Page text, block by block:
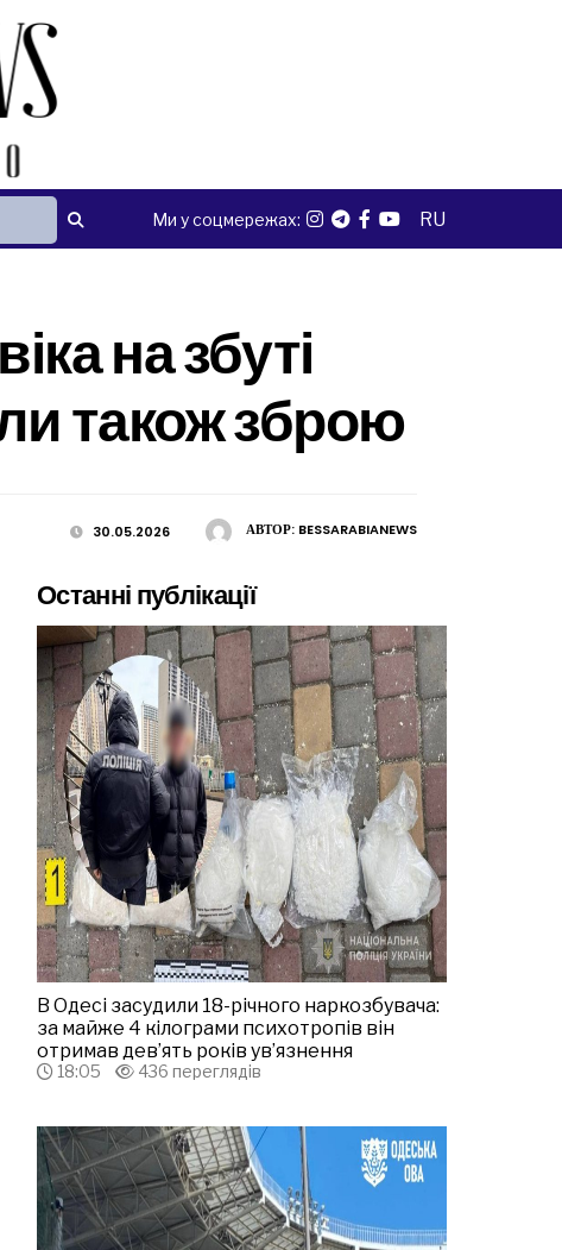
Ми у соцмережах: RU
на збуті
також зброю
АВТОР: BESSARABIANEWS
30.05.2026
Останні публікації
В Одесі засудили 18-річного наркозбувача:
за майже 4 кілограми психотропів він
отримав дев’ять років ув’язнення
18:05 436 переглядів